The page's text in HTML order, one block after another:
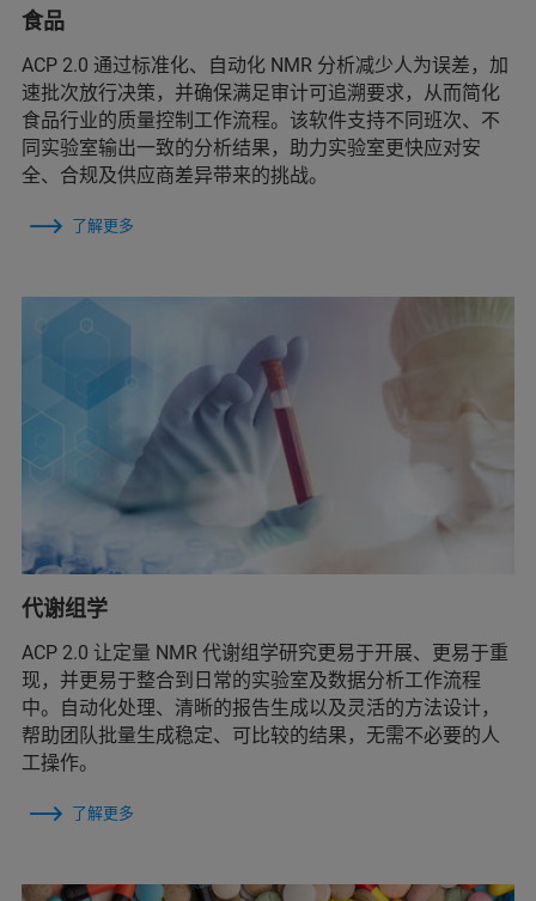
食品
ACP 2.0 通过标准化、自动化 NMR 分析减少人为误差，加
速批次放行决策，并确保满足审计可追溯要求，从而简化
食品行业的质量控制工作流程。该软件支持不同班次、不
同实验室输出一致的分析结果，助力实验室更快应对安
全、合规及供应商差异带来的挑战。
了解更多
代谢组学
ACP 2.0 让定量 NMR 代谢组学研究更易于开展、更易于重
现，并更易于整合到日常的实验室及数据分析工作流程
中。自动化处理、清晰的报告生成以及灵活的方法设计，
帮助团队批量生成稳定、可比较的结果，无需不必要的人
工操作。
了解更多